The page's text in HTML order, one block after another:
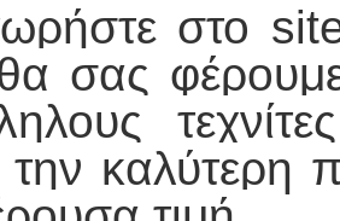
στο
θα σας
την καλύτερη